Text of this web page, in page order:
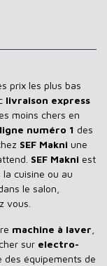
prix les plus bas
livraison express
moins chers en
numéro 1 des
SEF Makni une
SEF Makni est
cuisine ou au
le salon,
vous.
machine à laver,
sur electro-
des équipements de